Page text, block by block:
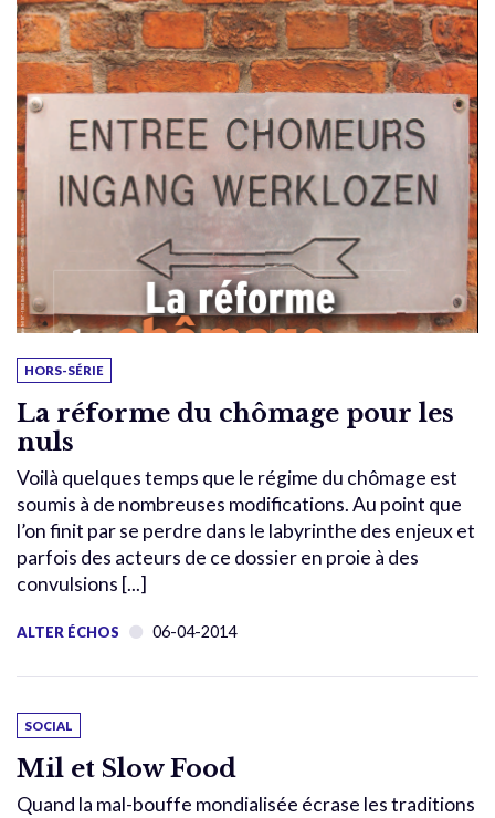
HORS-SÉRIE
La réforme du chômage pour les
nuls
Voilà quelques temps que le régime du chômage est
soumis à de nombreuses modifications. Au point que
l’on finit par se perdre dans le labyrinthe des enjeux et
parfois des acteurs de ce dossier en proie à des
convulsions [...]
ALTER ÉCHOS 06-04-2014
SOCIAL
Mil et Slow Food
Quand la mal-bouffe mondialisée écrase les traditions